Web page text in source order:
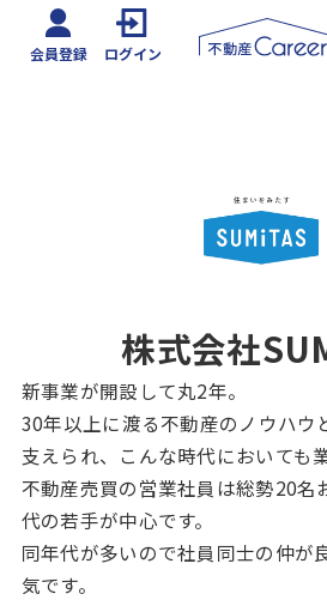
会員登録 ログイン
株式会社
新事業が開設して丸2年。
30年以上に渡る不動産のノウハウ
支えられ、こんな時代においても
不動産売買の営業社員は総勢20名
代の若手が中心です。
同年代が多いので社員同士の仲が
気です。